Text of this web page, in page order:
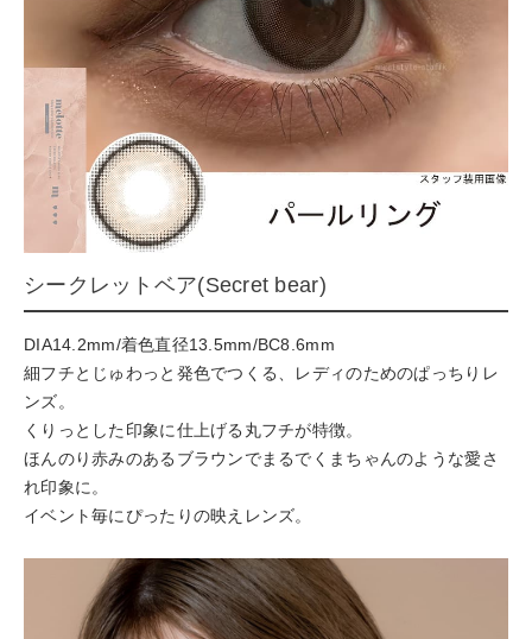
シークレットベア(Secret bear)
DIA14.2mm/着色直径13.5mm/BC8.6mm
細フチとじゅわっと発色でつくる、レディのためのぱっちりレ
ンズ。
くりっとした印象に仕上げる丸フチが特徴。
ほんのり赤みのあるブラウンでまるでくまちゃんのような愛さ
れ印象に。
イベント毎にぴったりの映えレンズ。